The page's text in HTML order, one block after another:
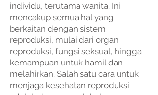
individu, terutama wanita. Ini
mencakup semua hal yang
berkaitan dengan sistem
reproduksi, mulai dari organ
reproduksi, fungsi seksual, hingga
kemampuan untuk hamil dan
melahirkan. Salah satu cara untuk
menjaga kesehatan reproduksi